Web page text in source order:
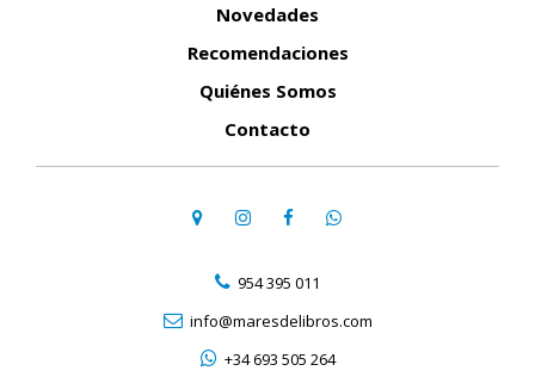
Novedades
Recomendaciones
Quiénes Somos
Contacto
954 395 011
info@maresdelibros.com
+34 693 505 264